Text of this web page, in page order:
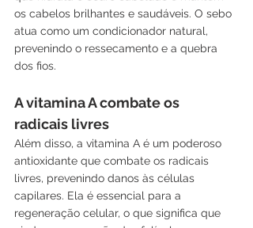
os cabelos brilhantes e saudáveis. O sebo
atua como um condicionador natural,
prevenindo o ressecamento e a quebra
dos fios.
A vitamina A combate os
radicais livres
Além disso, a vitamina A é um poderoso
antioxidante que combate os radicais
livres, prevenindo danos às células
capilares. Ela é essencial para a
regeneração celular, o que significa que